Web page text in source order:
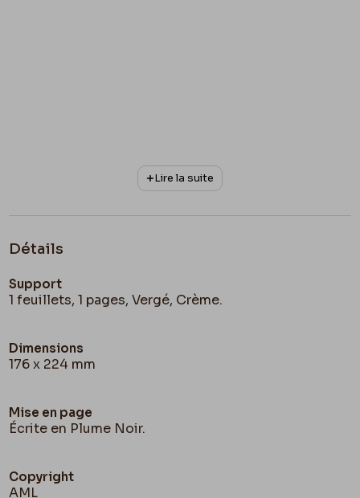
Lire la suite
Détails
Support
1 feuillets, 1 pages, Vergé, Crème.
Dimensions
176 x 224 mm
Mise en page
Écrite en Plume Noir.
Copyright
AML